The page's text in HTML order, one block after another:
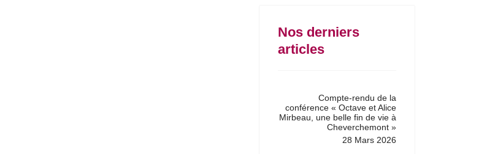
Nos derniers
articles
Compte-rendu de la
conférence « Octave et Alice
Mirbeau, une belle fin de vie à
Cheverchemont »
28 Mars 2026